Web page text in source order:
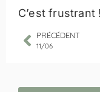
C’est frustrant
PRÉCÉDENT
11/06